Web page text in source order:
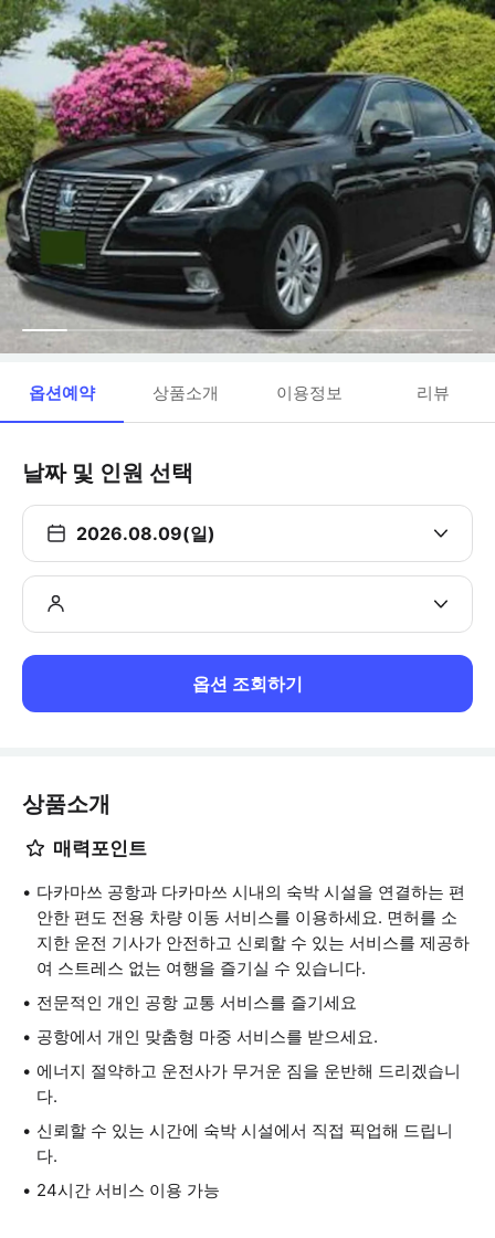
옵션예약 상품소개 이용정보 리뷰
날짜 및 인원 선택
2026.08.09(일)
옵션 조회하기
상품소개
매력포인트
다카마쓰 공항과 다카마쓰 시내의 숙박 시설을 연결하는 편
안한 편도 전용 차량 이동 서비스를 이용하세요. 면허를 소
지한 운전 기사가 안전하고 신뢰할 수 있는 서비스를 제공하
여 스트레스 없는 여행을 즐기실 수 있습니다.
전문적인 개인 공항 교통 서비스를 즐기세요
공항에서 개인 맞춤형 마중 서비스를 받으세요.
에너지 절약하고 운전사가 무거운 짐을 운반해 드리겠습니
다.
신뢰할 수 있는 시간에 숙박 시설에서 직접 픽업해 드립니
다.
24시간 서비스 이용 가능